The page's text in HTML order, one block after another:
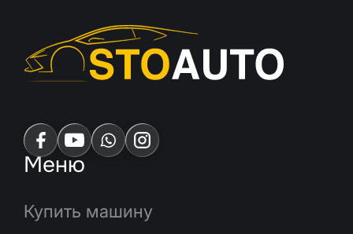
Меню
Купить машину